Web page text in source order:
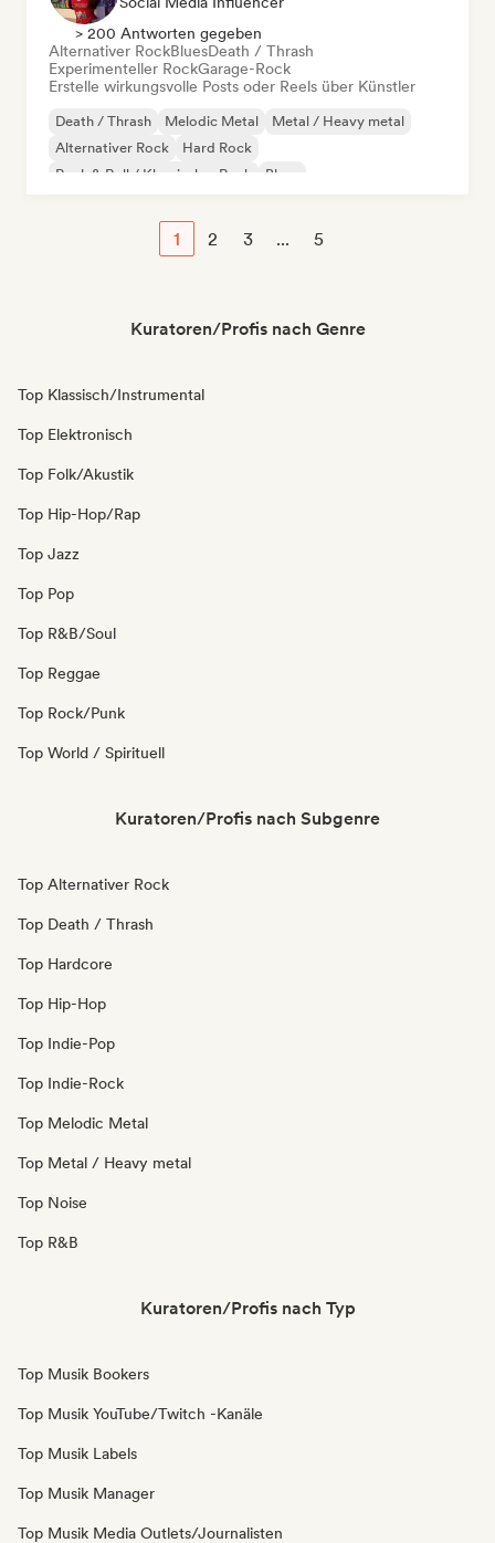
> 200 Antworten gegeben
Alternativer RockBluesDeath / Thrash
Experimenteller RockGarage-Rock
Erstelle wirkungsvolle Posts oder Reels über Künstler
Death / Thrash Melodic Metal
Metal / Heavy metal
Alternativer Rock
Hard Rock
Rock & Roll / Klassischer Rock
Blues
1 2 3 ... 5
Kuratoren/Profis nach Genre
Top Klassisch/Instrumental
Top Elektronisch
Top Folk/Akustik
Top Hip-Hop/Rap
Top Jazz
Top Pop
Top R&B/Soul
Top Reggae
Top Rock/Punk
Top World / Spirituell
Kuratoren/Profis nach Subgenre
Top Alternativer Rock
Top Death / Thrash
Top Hardcore
Top Hip-Hop
Top Indie-Pop
Top Indie-Rock
Top Melodic Metal
Top Metal / Heavy metal
Top Noise
Top R&B
Kuratoren/Profis nach Typ
Top Musik Bookers
Top Musik YouTube/Twitch -Kanäle
Top Musik Labels
Top Musik Manager
Top Musik Media Outlets/Journalisten